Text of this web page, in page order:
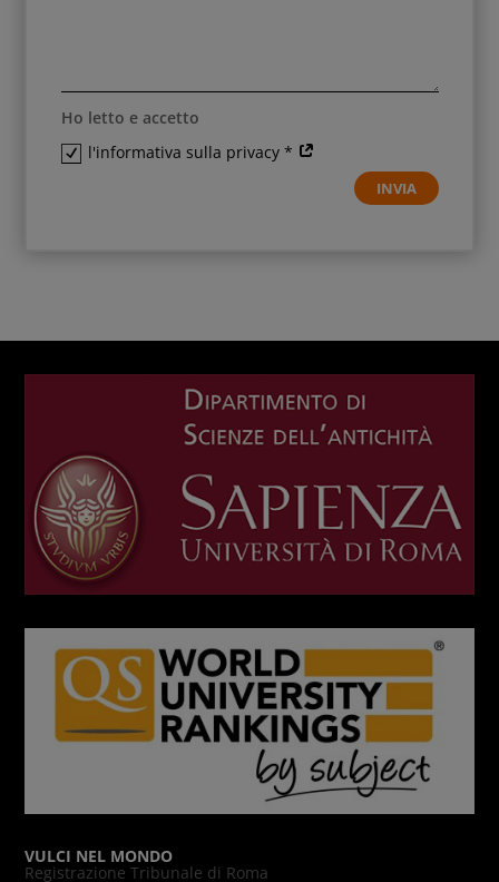
Ho letto e accetto
l'informativa sulla privacy *
INVIA
VULCI NEL MONDO
Registrazione Tribunale di Roma